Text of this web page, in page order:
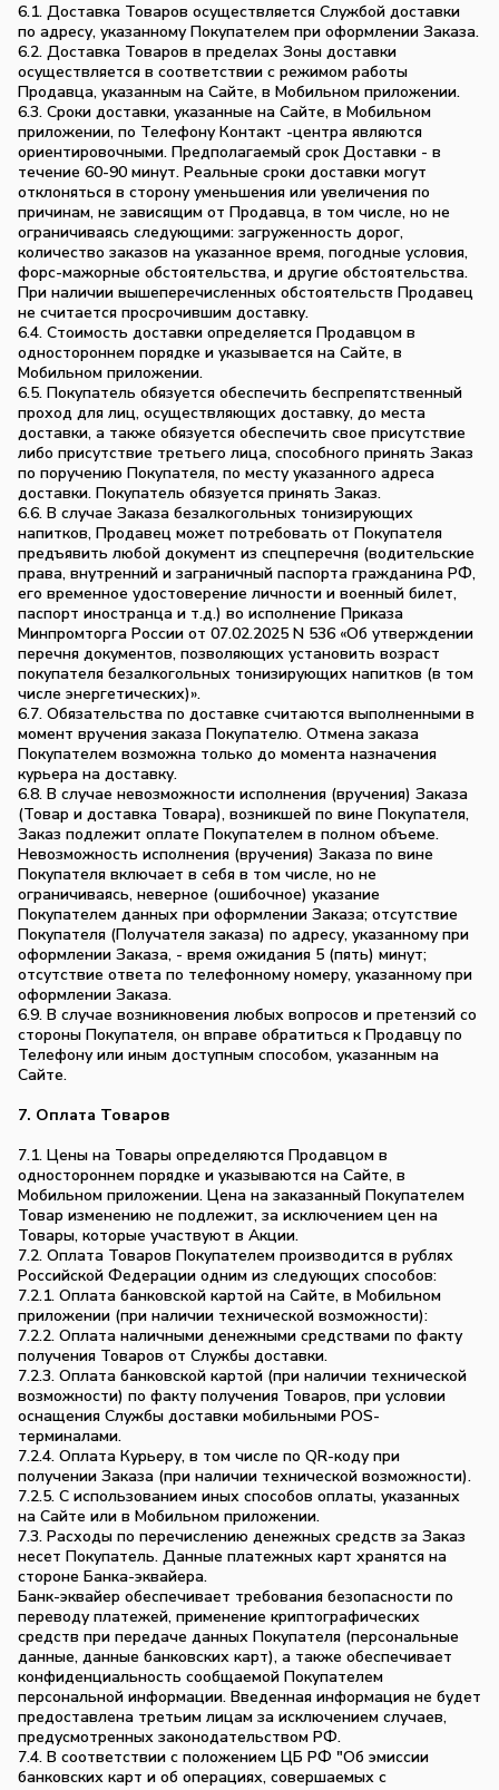
6.1. Доставка Товаров осуществляется Службой доставки
по адресу, указанному Покупателем при оформлении Заказа.
6.2. Доставка Товаров в пределах Зоны доставки
осуществляется в соответствии с режимом работы
Продавца, указанным на Сайте, в Мобильном приложении.
6.3. Сроки доставки, указанные на Сайте, в Мобильном
приложении, по Телефону Контакт -центра являются
ориентировочными. Предполагаемый срок Доставки - в
течение 60-90 минут. Реальные сроки доставки могут
отклоняться в сторону уменьшения или увеличения по
причинам, не зависящим от Продавца, в том числе, но не
ограничиваясь следующими: загруженность дорог,
количество заказов на указанное время, погодные условия,
форс-мажорные обстоятельства, и другие обстоятельства.
При наличии вышеперечисленных обстоятельств Продавец
не считается просрочившим доставку.
6.4. Стоимость доставки определяется Продавцом в
одностороннем порядке и указывается на Сайте, в
Мобильном приложении.
6.5. Покупатель обязуется обеспечить беспрепятственный
проход для лиц, осуществляющих доставку, до места
доставки, а также обязуется обеспечить свое присутствие
либо присутствие третьего лица, способного принять Заказ
по поручению Покупателя, по месту указанного адреса
доставки. Покупатель обязуется принять Заказ.
6.6. В случае Заказа безалкогольных тонизирующих
напитков, Продавец может потребовать от Покупателя
предъявить любой документ из спецперечня (водительские
права, внутренний и заграничный паспорта гражданина РФ,
его временное удостоверение личности и военный билет,
паспорт иностранца и т.д.) во исполнение Приказа
Минпромторга России от 07.02.2025 N 536 «Об утверждении
перечня документов, позволяющих установить возраст
покупателя безалкогольных тонизирующих напитков (в том
числе энергетических)».
6.7. Обязательства по доставке считаются выполненными в
момент вручения заказа Покупателю. Отмена заказа
Покупателем возможна только до момента назначения
курьера на доставку.
6.8. В случае невозможности исполнения (вручения) Заказа
(Товар и доставка Товара), возникшей по вине Покупателя,
Заказ подлежит оплате Покупателем в полном объеме.
Невозможность исполнения (вручения) Заказа по вине
Покупателя включает в себя в том числе, но не
ограничиваясь, неверное (ошибочное) указание
Покупателем данных при оформлении Заказа; отсутствие
Покупателя (Получателя заказа) по адресу, указанному при
оформлении Заказа, - время ожидания 5 (пять) минут;
отсутствие ответа по телефонному номеру, указанному при
оформлении Заказа.
6.9. В случае возникновения любых вопросов и претензий со
стороны Покупателя, он вправе обратиться к Продавцу по
Телефону или иным доступным способом, указанным на
Сайте.
7. Оплата Товаров
7.1. Цены на Товары определяются Продавцом в
одностороннем порядке и указываются на Сайте, в
Мобильном приложении. Цена на заказанный Покупателем
Товар изменению не подлежит, за исключением цен на
Товары, которые участвуют в Акции.
7.2. Оплата Товаров Покупателем производится в рублях
Российской Федерации одним из следующих способов:
7.2.1. Оплата банковской картой на Сайте, в Мобильном
приложении (при наличии технической возможности):
7.2.2. Оплата наличными денежными средствами по факту
получения Товаров от Службы доставки.
7.2.3. Оплата банковской картой (при наличии технической
возможности) по факту получения Товаров, при условии
оснащения Службы доставки мобильными POS-
терминалами.
7.2.4. Оплата Курьеру, в том числе по QR-коду при
получении Заказа (при наличии технической возможности).
7.2.5. С использованием иных способов оплаты, указанных
на Сайте или в Мобильном приложении.
7.3. Расходы по перечислению денежных средств за Заказ
несет Покупатель. Данные платежных карт хранятся на
стороне Банка-эквайера.
Банк-эквайер обеспечивает требования безопасности по
переводу платежей, применение криптографических
средств при передаче данных Покупателя (персональные
данные, данные банковских карт), а также обеспечивает
конфиденциальность сообщаемой Покупателем
персональной информации. Введенная информация не будет
предоставлена третьим лицам за исключением случаев,
предусмотренных законодательством РФ.
7.4. В соответствии с положением ЦБ РФ "Об эмиссии
банковских карт и об операциях, совершаемых с